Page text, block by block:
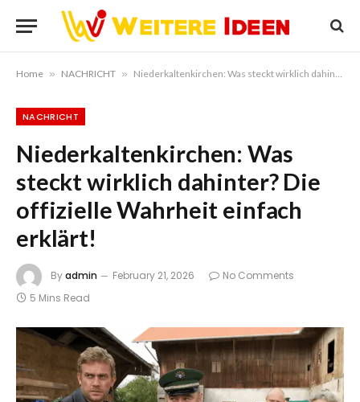
Home » NACHRICHT » Niederkaltenkirchen: Was steckt wirklich dahinter? Die offizielle Wahrheit einfach erklärt!
NACHRICHT
Niederkaltenkirchen: Was
steckt wirklich dahinter? Die
offizielle Wahrheit einfach
erklärt!
Byadmin February 21, 2026
No Comments
5 Mins Read